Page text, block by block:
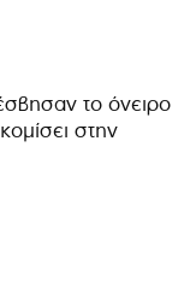
το όνειρο
στην